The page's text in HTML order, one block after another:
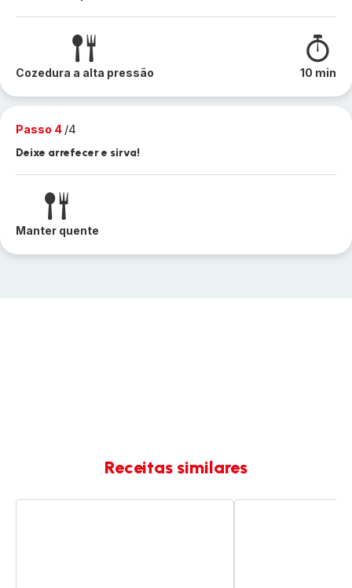
Cozedura a alta pressão 10 min
Passo 4 /4
Deixe arrefecer e sirva!
Manter quente
Receitas similares